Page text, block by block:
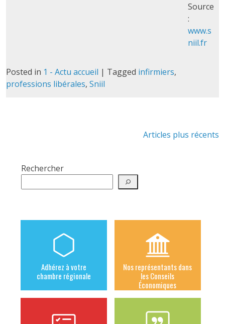
Source
:
www.s
niil.fr
Posted in 1 - Actu accueil | Tagged infirmiers,
professions libérales, Sniil
articles
Articles plus récents
Rechercher
Adhérez à votre
chambre régionale
Nos représentants dans
les Conseils
Économiques